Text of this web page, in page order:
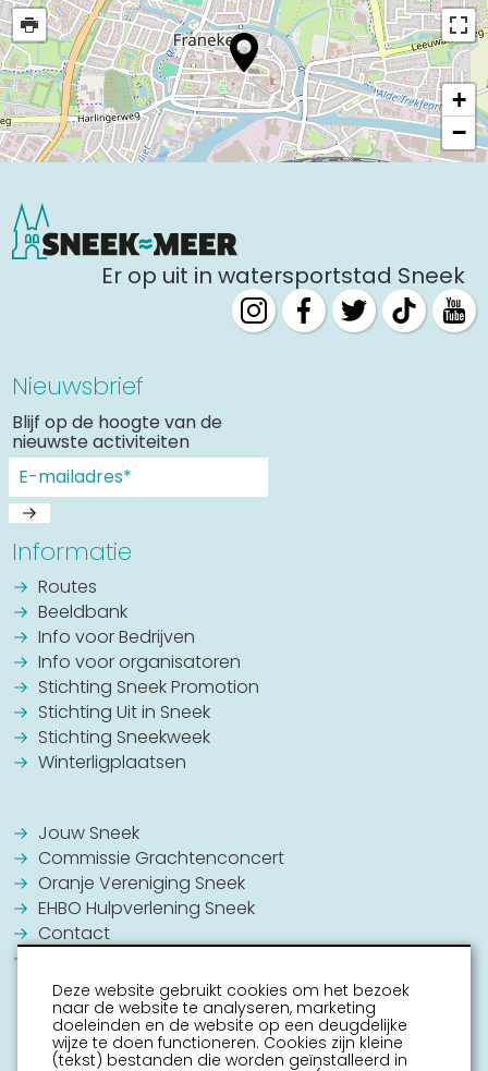
+
−
Er op uit in watersportstad Sneek
Nieuwsbrief
Blijf op de hoogte van de
nieuwste activiteiten
Informatie
Routes
Beeldbank
Info voor Bedrijven
Info voor organisatoren
Stichting Sneek Promotion
Stichting Uit in Sneek
Stichting Sneekweek
Winterligplaatsen
Jouw Sneek
Commissie Grachtenconcert
Oranje Vereniging Sneek
EHBO Hulpverlening Sneek
Contact
Deze website gebruikt cookies om het bezoek
naar de website te analyseren, marketing
doeleinden en de website op een deugdelijke
wijze te doen functioneren. Cookies zijn kleine
(tekst) bestanden die worden geïnstalleerd in